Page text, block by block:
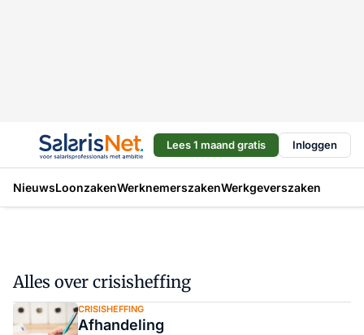
Lees 1 maand gratis Inloggen
NieuwsLoonzakenWerknemerszakenWerkgeverszaken
Alles over crisisheffing
CRISISHEFFING
Afhandeling